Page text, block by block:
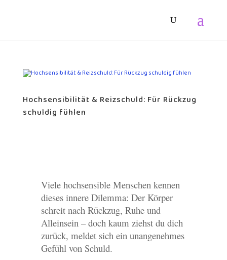
Hochsensibilität & Reizschuld: Für Rückzug
schuldig fühlen
Viele hochsensible Menschen kennen
dieses innere Dilemma: Der Körper
schreit nach Rückzug, Ruhe und
Alleinsein – doch kaum ziehst du dich
zurück, meldet sich ein unangenehmes
Gefühl von Schuld.